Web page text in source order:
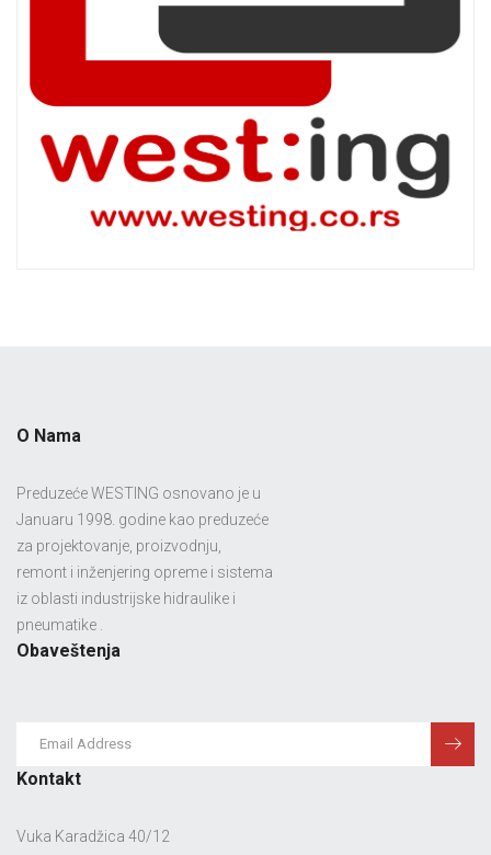
O Nama
Preduzeće WESTING osnovano je u
Januaru 1998. godine kao preduzeće
za projektovanje, proizvodnju,
remont i inženjering opreme i sistema
iz oblasti industrijske hidraulike i
pneumatike .
Obaveštenja
Kontakt
Vuka Karadžica 40/12